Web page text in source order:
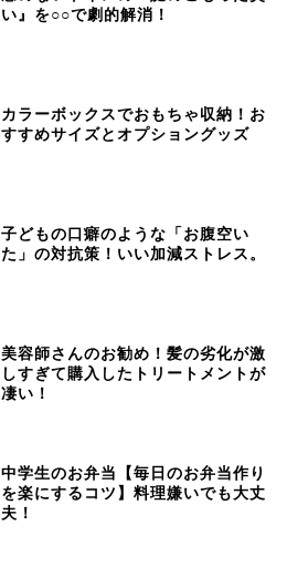
い』を○○で劇的解消！
カラーボックスでおもちゃ収納！お
すすめサイズとオプショングッズ
子どもの口癖のような「お腹空い
た」の対抗策！いい加減ストレス。
美容師さんのお勧め！髪の劣化が激
しすぎて購入したトリートメントが
凄い！
中学生のお弁当【毎日のお弁当作り
を楽にするコツ】料理嫌いでも大丈
夫！